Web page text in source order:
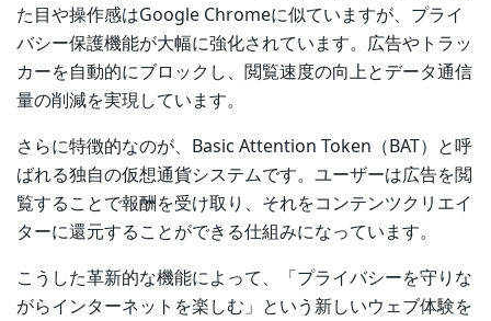
た目や操作感はGoogle Chromeに似ていますが、プライ
バシー保護機能が大幅に強化されています。広告やトラッ
カーを自動的にブロックし、閲覧速度の向上とデータ通信
量の削減を実現しています。
さらに特徴的なのが、Basic Attention Token（BAT）と呼
ばれる独自の仮想通貨システムです。ユーザーは広告を閲
覧することで報酬を受け取り、それをコンテンツクリエイ
ターに還元することができる仕組みになっています。
こうした革新的な機能によって、「プライバシーを守りな
がらインターネットを楽しむ」という新しいウェブ体験を